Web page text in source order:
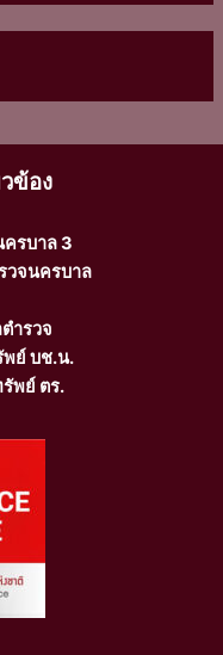
ข้อง
ครบาล 3
วจนครบาล
ำรวจ
ย์ บช.น.
พย์ ตร.